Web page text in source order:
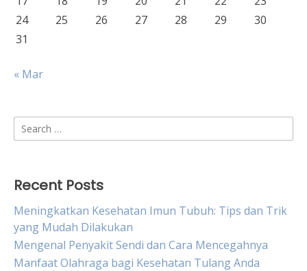
24
25 26 27 28 29
30
31
« Mar
Search
for:
Recent Posts
Meningkatkan Kesehatan Imun Tubuh: Tips dan Trik
yang Mudah Dilakukan
Mengenal Penyakit Sendi dan Cara Mencegahnya
Manfaat Olahraga bagi Kesehatan Tulang Anda